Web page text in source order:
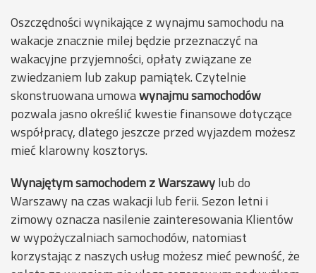
Oszczędności wynikające z wynajmu samochodu na
wakacje znacznie milej będzie przeznaczyć na
wakacyjne przyjemności, opłaty związane ze
zwiedzaniem lub zakup pamiątek. Czytelnie
skonstruowana umowawynajmu samochodów
pozwala jasno określić kwestie finansowe dotyczące
współpracy, dlatego jeszcze przed wyjazdem możesz
mieć klarowny kosztorys.
Wynajętym samochodem z Warszawylub do
Warszawy na czas wakacji lub ferii. Sezon letni i
zimowy oznacza nasilenie zainteresowania Klientów
w wypożyczalniach samochodów, natomiast
korzystając z naszych usług możesz mieć pewność, że